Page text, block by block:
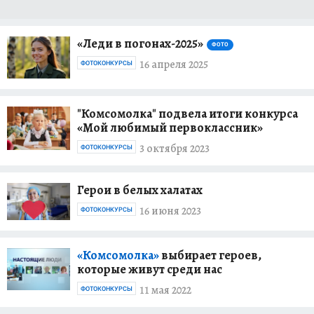
«Леди в погонах-2025» ФОТО
16 апреля 2025
ФОТОКОНКУРСЫ
"Комсомолка" подвела итоги конкурса
«Мой любимый первоклассник»
3 октября 2023
ФОТОКОНКУРСЫ
Герои в белых халатах
16 июня 2023
ФОТОКОНКУРСЫ
«Комсомолка»выбирает героев,
которые живут среди нас
11 мая 2022
ФОТОКОНКУРСЫ